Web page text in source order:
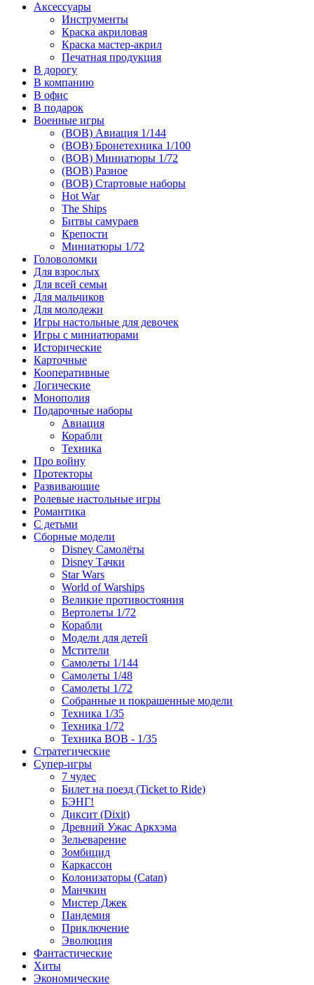
Аксессуары
Инструменты
Краска акриловая
Краска мастер-акрил
Печатная продукция
В дорогу
В компанию
В офис
В подарок
Военные игры
(ВОВ) Авиация 1/144
(ВОВ) Бронетехника 1/100
(ВОВ) Миниатюры 1/72
(ВОВ) Разное
(ВОВ) Стартовые наборы
Hot War
The Ships
Битвы самураев
Крепости
Миниатюры 1/72
Головоломки
Для взрослых
Для всей семьи
Для мальчиков
Для молодежи
Игры настольные для девочек
Игры с миниатюрами
Исторические
Карточные
Кооперативные
Логические
Монополия
Подарочные наборы
Авиация
Корабли
Техника
Про войну
Протекторы
Развивающие
Ролевые настольные игры
Романтика
С детьми
Сборные модели
Disney Самолёты
Disney Тачки
Star Wars
World of Warships
Великие противостояния
Вертолеты 1/72
Корабли
Модели для детей
Мстители
Самолеты 1/144
Самолеты 1/48
Самолеты 1/72
Собранные и покрашенные модели
Техника 1/35
Техника 1/72
Техника ВОВ - 1/35
Стратегические
Супер-игры
7 чудес
Билет на поезд (Ticket to Ride)
БЭНГ!
Диксит (Dixit)
Древний Ужас Аркхэма
Зельеварение
Зомбицид
Каркассон
Колонизаторы (Catan)
Манчкин
Мистер Джек
Пандемия
Приключение
Эволюция
Фантастические
Хиты
Экономические